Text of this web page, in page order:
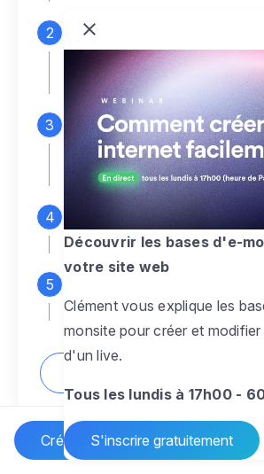
Créer un site Internet
Connectez-vous
monsite gratuit pour accéder
espace d'administration
Personnalisez
designpour créer un site
à votre image
Ajoutez des pagessans
présenter votre activité,
pour rendre votre site
Découvrir les bases d'e-
votre site web
Clément vous explique les
monsite pour créer et
d'un live.
Tous les lundis à 17h00 -
S'inscrire gratuitement